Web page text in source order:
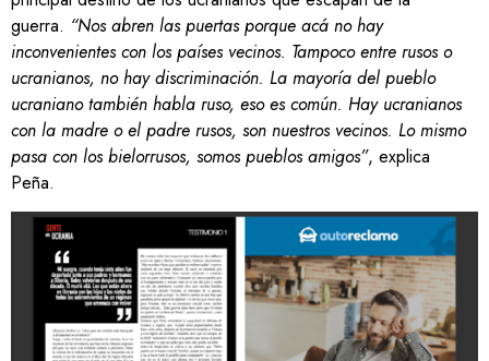
guerra. “Nos abren las puertas porque acá no hay
inconvenientes con los países vecinos. Tampoco entre rusos o
ucranianos, no hay discriminación. La mayoría del pueblo
ucraniano también habla ruso, eso es común. Hay ucranianos
con la madre o el padre rusos, son nuestros vecinos. Lo mismo
pasa con los bielorrusos, somos pueblos amigos”, explica
Peña.